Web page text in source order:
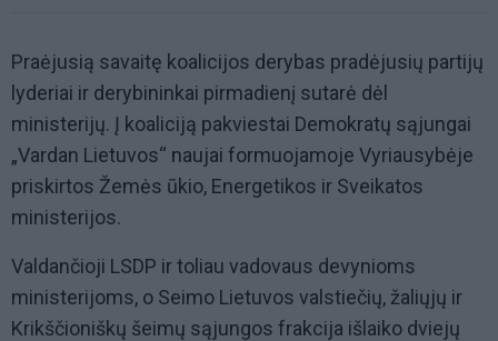
Praėjusią savaitę koalicijos derybas pradėjusių partijų
lyderiai ir derybininkai pirmadienį sutarė dėl
ministerijų. Į koaliciją pakviestai Demokratų sąjungai
„Vardan Lietuvos“ naujai formuojamoje Vyriausybėje
priskirtos Žemės ūkio, Energetikos ir Sveikatos
ministerijos.
Valdančioji LSDP ir toliau vadovaus devynioms
ministerijoms, o Seimo Lietuvos valstiečių, žaliųjų ir
Krikščioniškų šeimų sąjungos frakcija išlaiko dviejų